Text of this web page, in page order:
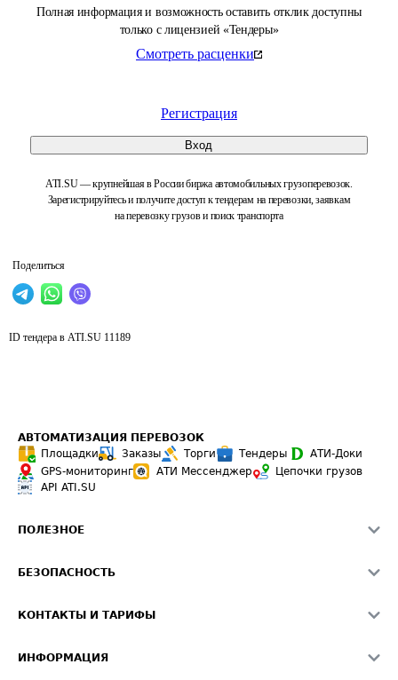
Полная информация и возможность оставить отклик доступны
только с лицензией «Тендеры»
Смотреть расценки
Регистрация
Вход
ATI.SU — крупнейшая в России биржа автомобильных грузоперевозок.
Зарегистрируйтесь и получите доступ к тендерам на перевозки, заявкам
на перевозку грузов и поиск транспорта
Поделиться
ID тендера в ATI.SU 11189
АВТОМАТИЗАЦИЯ ПЕРЕВОЗОК
Площадки
Заказы Торги Тендеры
АТИ-Доки
GPS-мониторинг
АТИ Мессенджер
Цепочки грузов
API ATI.SU
ПОЛЕЗНОЕ
Звезды ATI.SU на вашем сайте
Средние ставки
БЕЗОПАСНОСТЬ
Светофор+
КОНТАКТЫ И ТАРИФЫ
ИНФОРМАЦИЯ